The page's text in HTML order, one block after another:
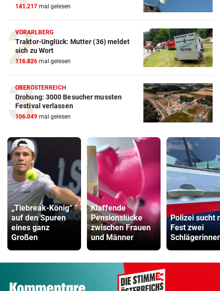
141.217 mal gelesen
VORARLBERG
Traktor-Unglück: Mutter (36) meldet
sich zu Wort
116.826 mal gelesen
OBERÖSTERREICH
Drohung: 3000 Besucher mussten
Festival verlassen
106.049 mal gelesen
„Tiebreak-König“
auf den Spuren
eines ganz
Großen
Klaffende
Pensionslücke
zwischen Frauen
und Männer
Polizei sucht
Fest zwei